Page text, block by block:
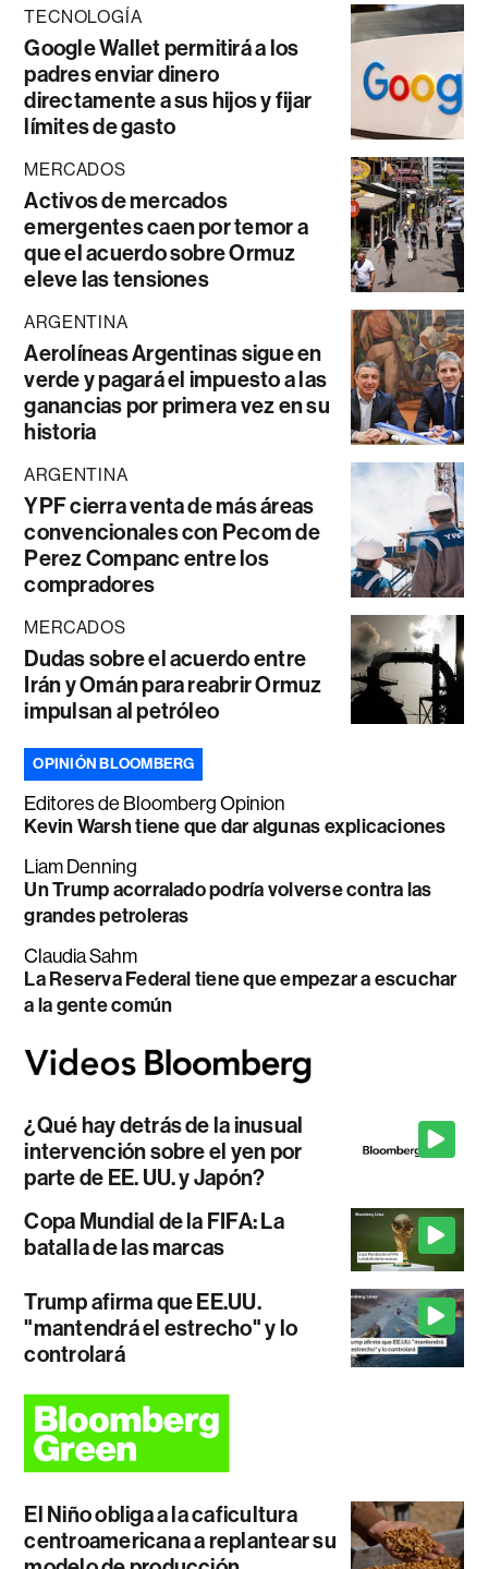
TECNOLOGÍA
Google Wallet permitirá a los
padres enviar dinero
directamente a sus hijos y fijar
límites de gasto
MERCADOS
Activos de mercados
emergentes caen por temor a
que el acuerdo sobre Ormuz
eleve las tensiones
ARGENTINA
Aerolíneas Argentinas sigue en
verde y pagará el impuesto a las
ganancias por primera vez en su
historia
ARGENTINA
YPF cierra venta de más áreas
convencionales con Pecom de
Perez Companc entre los
compradores
MERCADOS
Dudas sobre el acuerdo entre
Irán y Omán para reabrir Ormuz
impulsan al petróleo
OPINIÓN BLOOMBERG
Editores de Bloomberg Opinion
Kevin Warsh tiene que dar algunas explicaciones
Liam Denning
Un Trump acorralado podría volverse contra las
grandes petroleras
Claudia Sahm
La Reserva Federal tiene que empezar a escuchar
a la gente común
¿Qué hay detrás de la inusual
intervención sobre el yen por
parte de EE. UU. y Japón?
Copa Mundial de la FIFA: La
batalla de las marcas
Trump afirma que EE.UU.
"mantendrá el estrecho" y lo
controlará
El Niño obliga a la caficultura
centroamericana a replantear su